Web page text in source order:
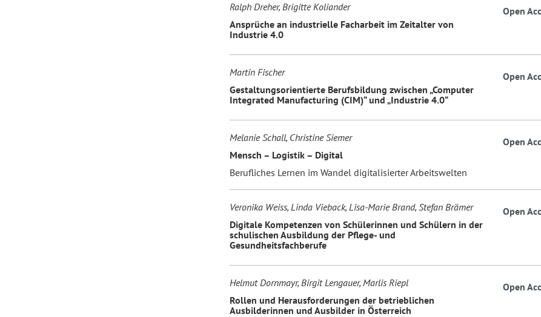
Ralph Dreher, Brigitte Koliander
Ansprüche an industrielle Facharbeit im Zeitalter von
Industrie 4.0
Open
Martin Fischer
Gestaltungsorientierte Berufsbildung zwischen „Computer
Integrated Manufacturing (CIM)“ und „Industrie 4.0“
Open
Melanie Schall, Christine Siemer
Mensch – Logistik – Digital
Berufliches Lernen im Wandel digitalisierter Arbeitswelten
Open
Veronika Weiss, Linda Vieback, Lisa-Marie Brand, Stefan Brämer
Digitale Kompetenzen von Schülerinnen und Schülern in der
schulischen Ausbildung der Pflege- und
Gesundheitsfachberufe
Open
Helmut Dornmayr, Birgit Lengauer, Marlis Riepl
Rollen und Herausforderungen der betrieblichen
Ausbilderinnen und Ausbilder in Österreich
Open